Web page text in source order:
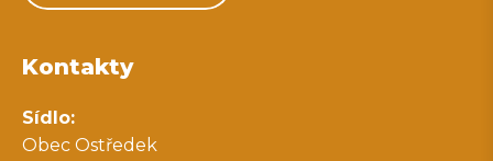
Kontakty
Sídlo:
Obec Ostředek